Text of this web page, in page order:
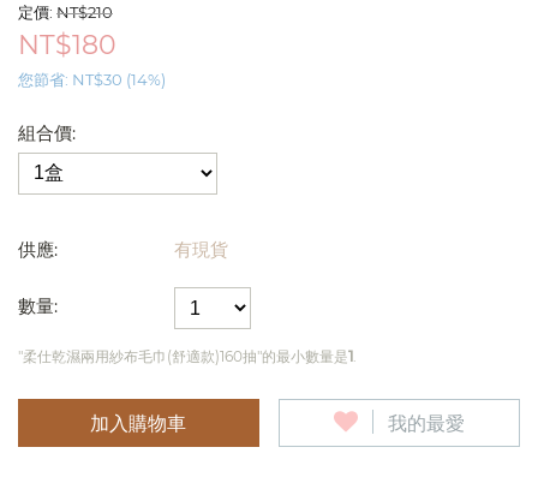
定價: NT$210
NT$180
您節省: NT$30 (14%)
組合價:
供應: 有現貨
數量:
"柔仕乾濕兩用紗布毛巾(舒適款)160抽"的最小數量是1.
加入購物車 我的最愛